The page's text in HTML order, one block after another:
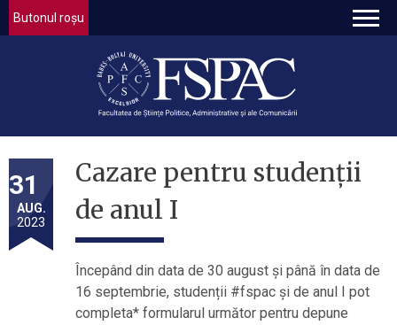
Butonul roșu
31
AUG.
2023
Cazare pentru studenții
de anul I
Începând din data de 30 august și până în data de
16 septembrie, studenții #fspac și de anul I pot
completa* formularul următor pentru depune